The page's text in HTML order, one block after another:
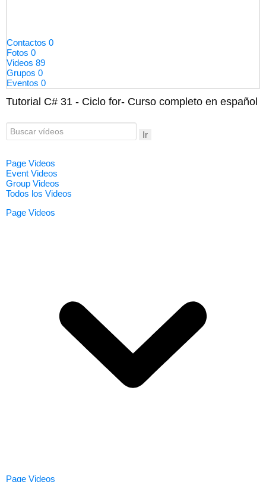
Contactos 0
Fotos 0
Videos 89
Grupos 0
Eventos 0
Tutorial C# 31 - Ciclo for- Curso completo en español
Ir
Page Videos
Event Videos
Group Videos
Todos los Videos
Page Videos
Page Videos